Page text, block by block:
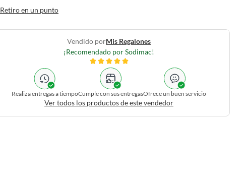
Retiro en un punto
Vendido porMis Regalones
¡Recomendado por Sodimac!
Realiza entregas a tiempoCumple con sus entregasOfrece un buen servicio
Ver todos los productos de este vendedor